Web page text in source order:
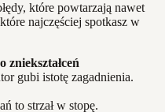
które powtarzają nawet
najczęściej spotkasz w
zniekształceń
gubi istotę zagadnienia.
to strzał w stopę.